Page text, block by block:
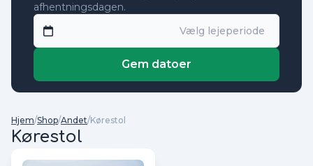
afhentningsdagen.
Gem datoer
Hjem/Shop/Andet/Kørestol
Kørestol